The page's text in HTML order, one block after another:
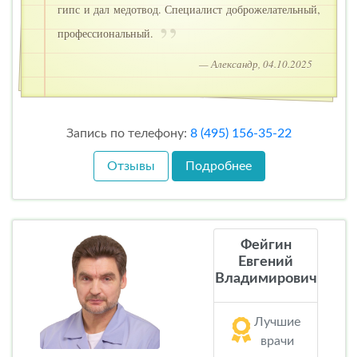
гипс и дал медотвод. Специалист доброжелательный,
профессиональный.
— Александр, 04.10.2025
Запись по телефону: 8 (495) 156-35-22
Отзывы Подробнее
Фейгин
Евгений
Владимирович
Лучшие
врачи